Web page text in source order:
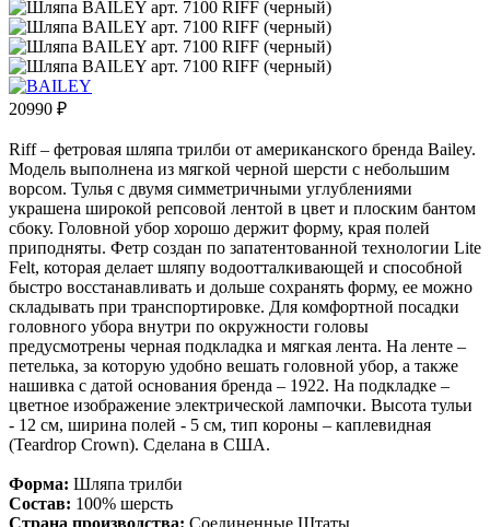
20990 ₽
Riff – фетровая шляпа трилби от американского бренда Bailey.
Модель выполнена из мягкой черной шерсти с небольшим
ворсом. Тулья с двумя симметричными углублениями
украшена широкой репсовой лентой в цвет и плоским бантом
сбоку. Головной убор хорошо держит форму, края полей
приподняты. Фетр создан по запатентованной технологии Lite
Felt, которая делает шляпу водоотталкивающей и способной
быстро восстанавливать и дольше сохранять форму, ее можно
складывать при транспортировке. Для комфортной посадки
головного убора внутри по окружности головы
предусмотрены черная подкладка и мягкая лента. На ленте –
петелька, за которую удобно вешать головной убор, а также
нашивка с датой основания бренда – 1922. На подкладке –
цветное изображение электрической лампочки. Высота тульи
- 12 см, ширина полей - 5 см, тип короны – каплевидная
(Teardrop Crown). Сделана в США.
Форма: Шляпа трилби
Состав: 100% шерсть
Страна производства: Соединенные Штаты